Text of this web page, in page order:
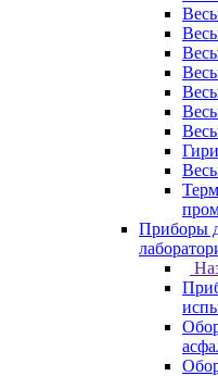
Гири
Приборы